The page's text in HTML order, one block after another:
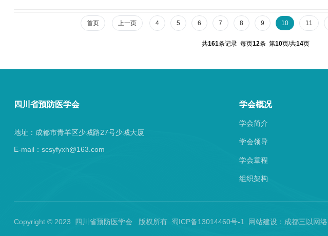
防等，供各地参照执行。 相关链接：关于印发麻疹等传染病...
首页 上一页 4 5 6 7 8 9 10 11
共161条记录 每页12条 第10页/共14页
四川省预防医学会
地址：成都市青羊区少城路27号少城大厦
E-mail：scsyfyxh@163.com
学会概况
学会简介
学会领导
学会章程
组织架构
Copyright © 2023 四川省预防医学会 版权所有 蜀ICP备13014460号-1 网站建设： 成都三以网络